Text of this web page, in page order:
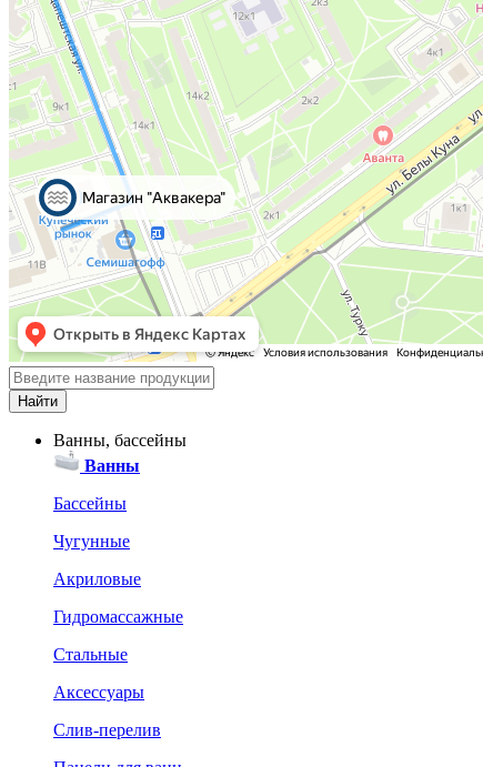
Ванны, бассейны
Ванны
Бассейны
Чугунные
Акриловые
Гидромассажные
Стальные
Аксессуары
Слив-перелив